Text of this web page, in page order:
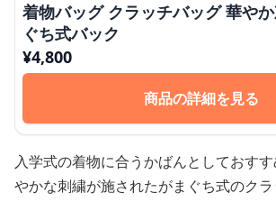
着物バッグ クラッチバッグ 華や
ぐち式バック
¥4,800
商品の詳細を見る
入学式の着物に合うかばんとしておす
やかな刺繍が施されたがまぐち式のクラ